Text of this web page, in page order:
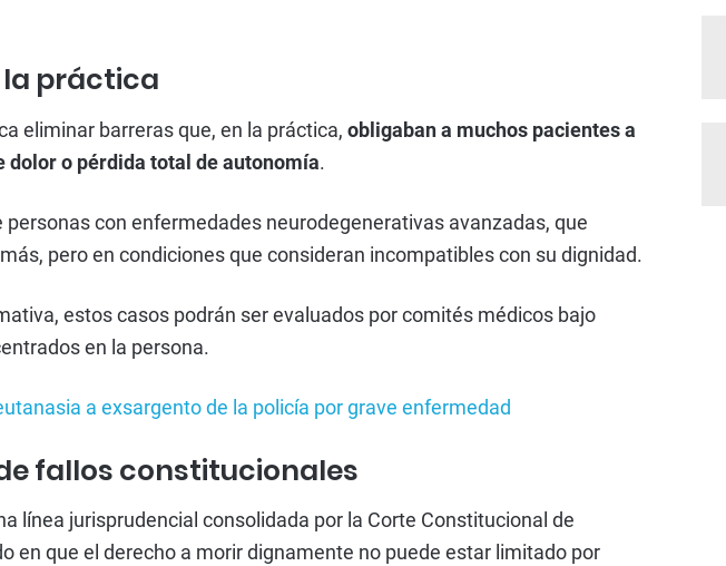
la práctica
eliminar barreras que, en la práctica, obligaban a muchos pacientes a
dolor o pérdida total de autonomía.
personas con enfermedades neurodegenerativas avanzadas, que
pero en condiciones que consideran incompatibles con su dignidad.
estos casos podrán ser evaluados por comités médicos bajo
en la persona.
a exsargento de la policía por grave enfermedad
fallos constitucionales
línea jurisprudencial consolidada por la Corte Constitucional de
en que el derecho a morir dignamente no puede estar limitado por